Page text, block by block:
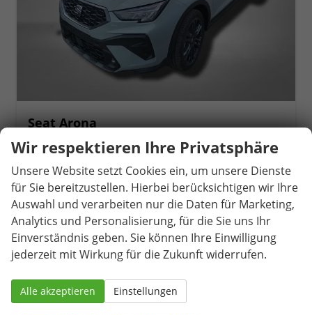
Seat Arona
unverbindliche Lieferzeit:13.11.2026 Neuwagen
Fahrzeugnr. 81492 GetriebeAutomatik
Kraftstoff Benzin Außenfarbe
Oniric Lake Metallic / Dach in Midnight Schwarz Metallic
Leistung 110 kW (150 PS) Kilometerstand 1.056 km
30.290,– €
incl. 19% MwSt.
Details
CO 2-Klasse:D
CO2-Emissionen:133,00 g/km
Wir respektieren Ihre Privatsphäre
Unsere Website setzt Cookies ein, um unsere Dienste
für Sie bereitzustellen. Hierbei berücksichtigen wir Ihre
Auswahl und verarbeiten nur die Daten für Marketing,
Analytics und Personalisierung, für die Sie uns Ihr
Einverständnis geben. Sie können Ihre Einwilligung
jederzeit mit Wirkung für die Zukunft widerrufen.
Alle akzeptieren Einstellungen